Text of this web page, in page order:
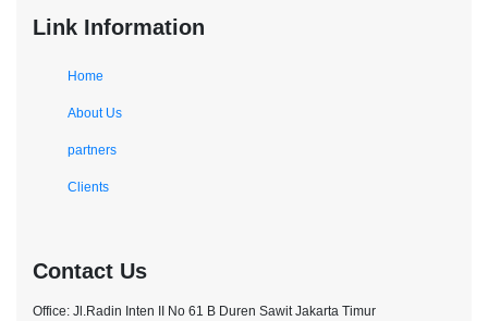
Link Information
Home
About Us
partners
Clients
Contact Us
Office: Jl.Radin Inten II No 61 B Duren Sawit Jakarta Timur